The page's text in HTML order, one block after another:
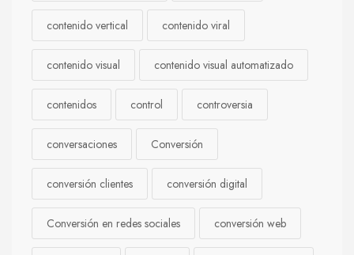
contenido vertical contenido viral
contenido visual contenido visual automatizado
contenidos control controversia
conversaciones Conversión
conversión clientes conversión digital
Conversión en redes sociales conversión web